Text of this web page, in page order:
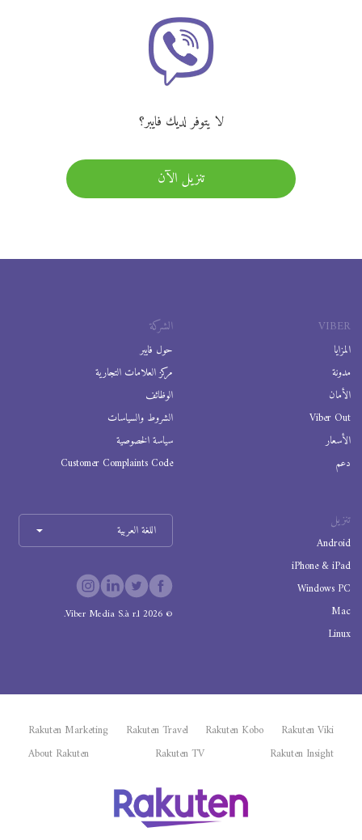
لا يتوفر لديك فايبر؟
تنزيل الآن
VIBER
المزايا
مدونة
الأمان
Viber Out
الأسعار
دعم
الشركة
حول فايبر
مركز العلامات التجارية
الوظائف
الشروط والسياسات
سياسة الخصوصية
Customer Complaints Code
تنزيل
Android
iPhone & iPad
Windows PC
Mac
Linux
اللغة العربية
©
2026
Viber Media S.à r.l.
Rakuten Viki
Rakuten Kobo
Rakuten Travel
Rakuten Marketing
Rakuten Insight
Rakuten TV
About Rakuten